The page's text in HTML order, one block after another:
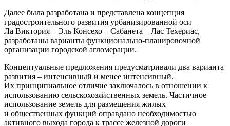
Далее была разработана и представлена концепция
градостроительного развития урбанизированной оси
Ла Виктория – Эль Консехо – Сабанета – Лас Техериас,
разработаны варианты функционально-планировочной
организации городской агломерации.
Концептуальные предложения предусматривали два варианта
развития – интенсивный и менее интенсивный.
Их принципиальное отличие заключалось в отношении к
использованию сельскохозяйственных земель. Частичное
использование земель для размещения жилых
и общественных функций оправдано необходимостью
активного выхода города к трассе железной дороги